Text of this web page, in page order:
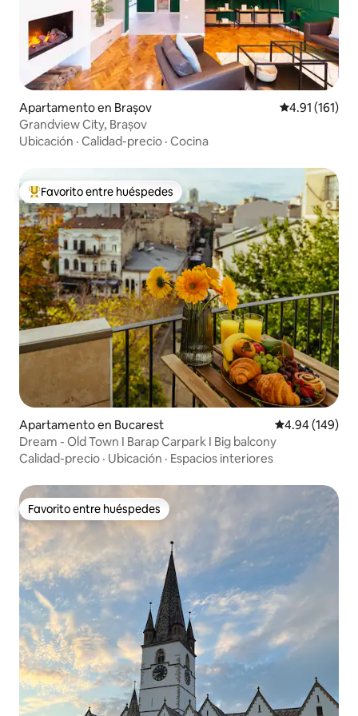
Apartamento en Brașov Calificación
4.91 (161)
Grandview City, Brașov
Ubicación · Calidad-precio · Cocina
Favorito entre huéspedes preferido
Favorito entre huéspedes
Apartamento en Bucarest Calificación
4.94 (149)
Dream - Old Town I Barap Carpark I Big balcony
Calidad-precio · Ubicación · Espacios interiores
Favorito entre huéspedes
Favorito entre huéspedes